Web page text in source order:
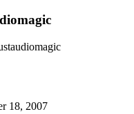
18, 2007